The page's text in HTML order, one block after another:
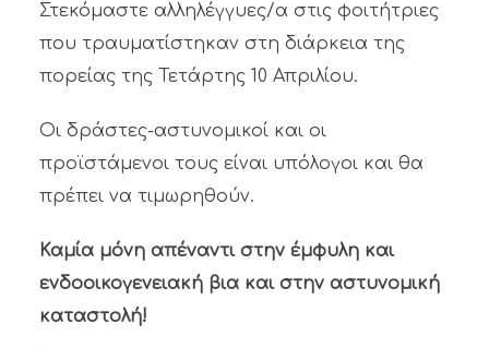
Στεκόμαστε αλληλέγγυες/α στις φοιτήτριες
που τραυματίστηκαν στη διάρκεια της
πορείας της Τετάρτης 10 Απριλίου.
Οι δράστες-αστυνομικοί και οι
προϊστάμενοι τους είναι υπόλογοι και θα
πρέπει να τιμωρηθούν.
Καμία μόνη απέναντι στην έμφυλη και
ενδοοικογενειακή βια και στην αστυνομική
καταστολή!